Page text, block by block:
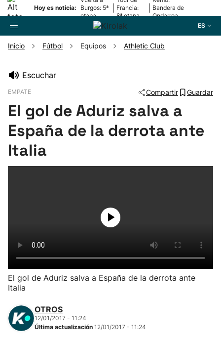
Hoy es noticia:
Burgos: 5ª
etapa
Francia:
8ª etapa
Bandera de
Ondarroa
ES
Pelota
Remo
Kirolak 360
Atletismo
Inicio Fútbol Equipos Athletic Club
Escuchar
EMPATE Compartir Guardar
El gol de Aduriz salva a
España de la derrota ante
Italia
El gol de Aduriz salva a España de la derrota ante
Italia
OTROS
12/01/2017 - 11:24
Última actualización 12/01/2017 - 11:24